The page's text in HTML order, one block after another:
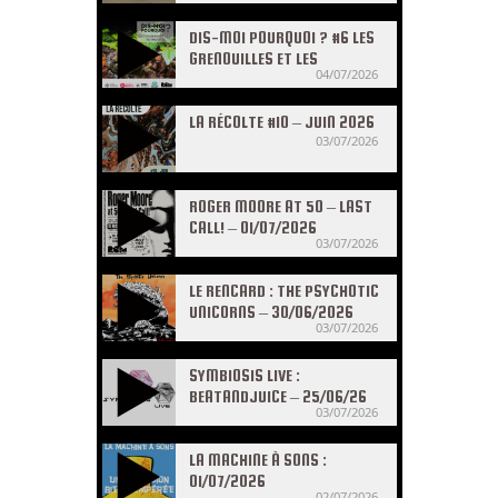
DIS-MOI POURQUOI ? #6 LES
GRENOUILLES ET LES
04/07/2026
LA RÉCOLTE #10 – JUIN 2026
03/07/2026
ROGER MOORE AT 50 – LAST
CALL! – 01/07/2026
03/07/2026
LE RENCARD : THE PSYCHOTIC
UNICORNS – 30/06/2026
03/07/2026
SYMBIOSIS LIVE :
BEATANDJUICE – 25/06/26
03/07/2026
LA MACHINE À SONS :
01/07/2026